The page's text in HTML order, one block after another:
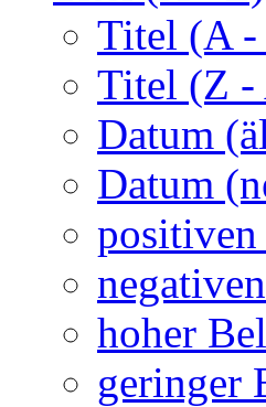
Titel (A
Titel (Z -
Datum
Datum
hoher
geringer